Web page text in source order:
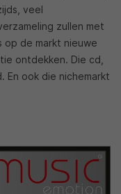
veel
zullen met
op de markt nieuwe
ontdekken. Die cd,
En ook die nichemarkt